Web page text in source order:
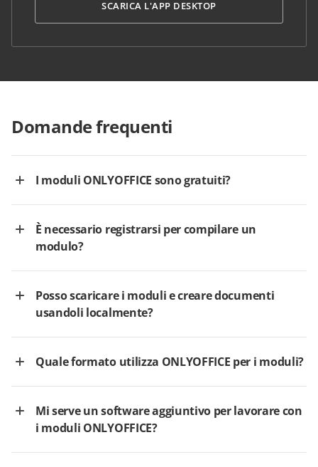
SCARICA L'APP DESKTOP
Domande frequenti
I moduli ONLYOFFICE sono gratuiti?
È necessario registrarsi per compilare un
modulo?
Posso scaricare i moduli e creare documenti
usandoli localmente?
Quale formato utilizza ONLYOFFICE per i moduli?
Mi serve un software aggiuntivo per lavorare con
i moduli ONLYOFFICE?